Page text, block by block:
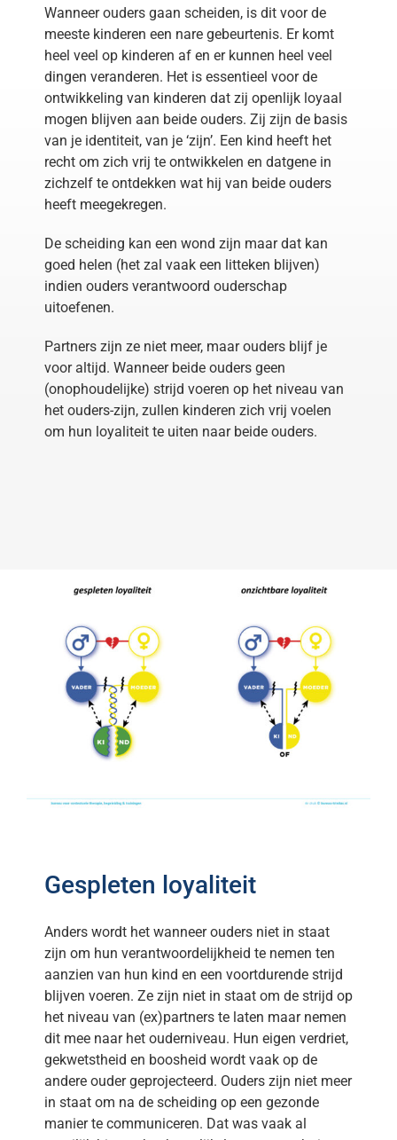
Wanneer ouders gaan scheiden, is dit voor de
meeste kinderen een nare gebeurtenis. Er komt
heel veel op kinderen af en er kunnen heel veel
dingen veranderen. Het is essentieel voor de
ontwikkeling van kinderen dat zij openlijk loyaal
mogen blijven aan beide ouders. Zij zijn de basis
van je identiteit, van je ‘zijn’. Een kind heeft het
recht om zich vrij te ontwikkelen en datgene in
zichzelf te ontdekken wat hij van beide ouders
heeft meegekregen.
De scheiding kan een wond zijn maar dat kan
goed helen (het zal vaak een litteken blijven)
indien ouders verantwoord ouderschap
uitoefenen.
Partners zijn ze niet meer, maar ouders blijf je
voor altijd. Wanneer beide ouders geen
(onophoudelijke) strijd voeren op het niveau van
het ouders-zijn, zullen kinderen zich vrij voelen
om hun loyaliteit te uiten naar beide ouders.
Gespleten loyaliteit
Anders wordt het wanneer ouders niet in staat
zijn om hun verantwoordelijkheid te nemen ten
aanzien van hun kind en een voortdurende strijd
blijven voeren. Ze zijn niet in staat om de strijd op
het niveau van (ex)partners te laten maar nemen
dit mee naar het ouderniveau. Hun eigen verdriet,
gekwetstheid en boosheid wordt vaak op de
andere ouder geprojecteerd. Ouders zijn niet meer
in staat om na de scheiding op een gezonde
manier te communiceren. Dat was vaak al